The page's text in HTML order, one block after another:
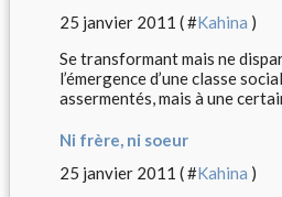
25 janvier 2011 ( #Kahina )
Se transformant mais ne
l’émergence d’une classe
assermentés, mais à une
Ni frère, ni soeur
25 janvier 2011 ( #Kahina )